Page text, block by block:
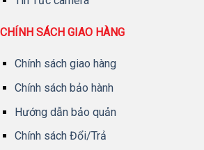
CHÍNH SÁCH GIAO HÀNG
Chính sách giao hàng
Chính sách bảo hành
Hướng dẫn bảo quản
Chính sách Đổi/Trả